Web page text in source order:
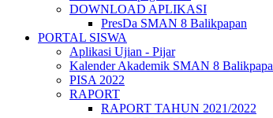
DOWNLOAD APLIKASI
PresDa SMAN 8 Balikpapan
PORTAL SISWA
Aplikasi Ujian - Pijar
Kalender Akademik SMAN 8
PISA 2022
RAPORT
RAPORT TAHUN 2021/2022